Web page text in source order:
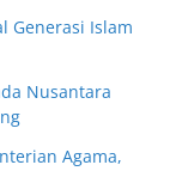
Generasi Islam
Nusantara
Agama,